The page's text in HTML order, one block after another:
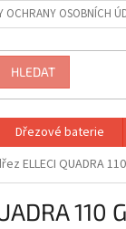
OCHRANY OSOBNÍCH
HLEDAT
Dřezové baterie
ELLECI QUADRA
110